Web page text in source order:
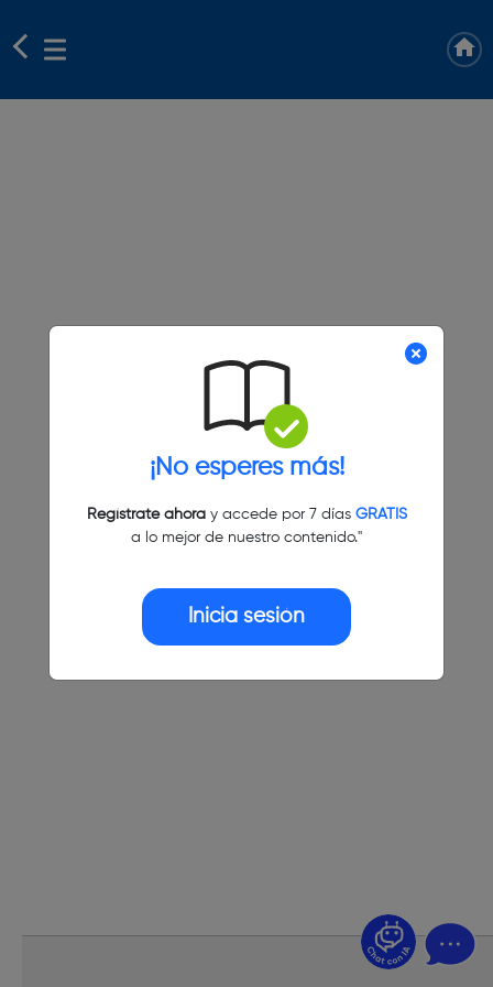
¡No esperes más!
Regístrate ahoray accede por 7 días GRATIS
a lo mejor de nuestro contenido."
Inicia sesión